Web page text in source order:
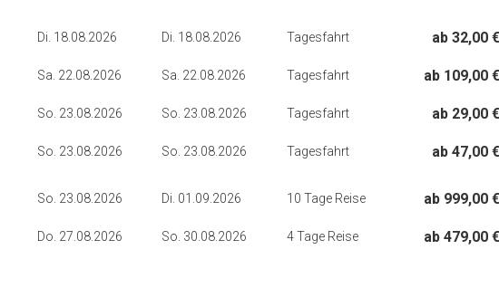
Di. 18.08.2026 Di. 18.08.2026 Tagesfahrt ab 32,00 €
Sa. 22.08.2026 Sa. 22.08.2026 Tagesfahrt ab 109,00 €
So. 23.08.2026 So. 23.08.2026 Tagesfahrt ab 29,00 €
So. 23.08.2026 So. 23.08.2026 Tagesfahrt ab 47,00 €
So. 23.08.2026 Di. 01.09.2026 10 Tage Reise ab 999,00 €
Do. 27.08.2026 So. 30.08.2026 4 Tage Reise ab 479,00 €